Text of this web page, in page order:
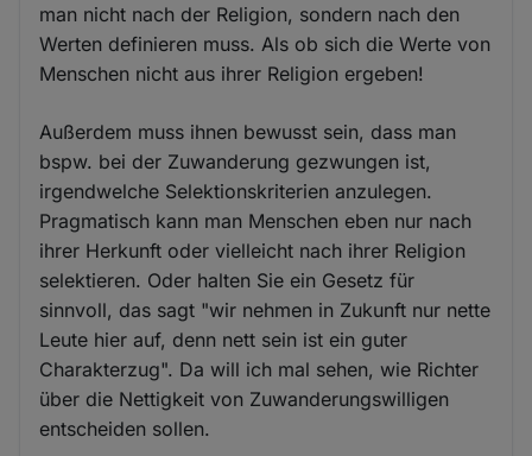
man nicht nach der Religion, sondern nach den
Werten definieren muss. Als ob sich die Werte von
Menschen nicht aus ihrer Religion ergeben!
Außerdem muss ihnen bewusst sein, dass man
bspw. bei der Zuwanderung gezwungen ist,
irgendwelche Selektionskriterien anzulegen.
Pragmatisch kann man Menschen eben nur nach
ihrer Herkunft oder vielleicht nach ihrer Religion
selektieren. Oder halten Sie ein Gesetz für
sinnvoll, das sagt "wir nehmen in Zukunft nur nette
Leute hier auf, denn nett sein ist ein guter
Charakterzug". Da will ich mal sehen, wie Richter
über die Nettigkeit von Zuwanderungswilligen
entscheiden sollen.